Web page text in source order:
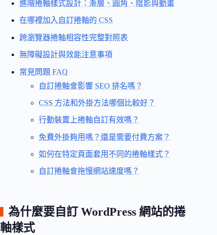
進階捲軸樣式設計：漸層、圓角、陰影與動畫
在哪裡加入自訂捲軸的 CSS
跨瀏覽器捲軸相容性完整對照表
無障礙設計與效能注意事項
常見問題 FAQ
自訂捲軸會影響 SEO 排名嗎？
CSS 方法和外掛方法哪個比較好？
行動裝置上捲軸自訂有效嗎？
免費外掛夠用嗎？還是需要付費方案？
如何在特定頁面套用不同的捲軸樣式？
自訂捲軸會拖慢網站速度嗎？
為什麼要自訂 WordPress 網站的捲
軸樣式